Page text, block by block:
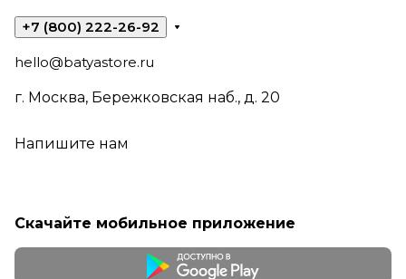
+7 (800) 222-26-92
hello@batyastore.ru
г. Москва, Бережковская наб., д. 20
Напишите нам
Скачайте мобильное приложение